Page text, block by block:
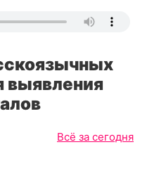
выявления
Всё за сегодня